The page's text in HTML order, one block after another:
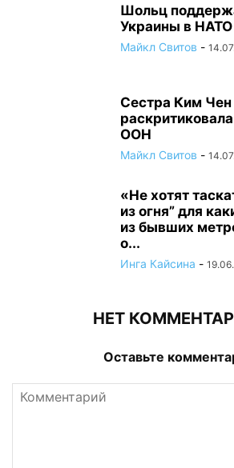
Шольц
Украины в
Майкл Свитов -
Сестра Ким
ООН
Майкл Свитов -
«Не хотят
из огня” для
из бывших
о...
Инга Кайсина -
НЕТ
Оставьте